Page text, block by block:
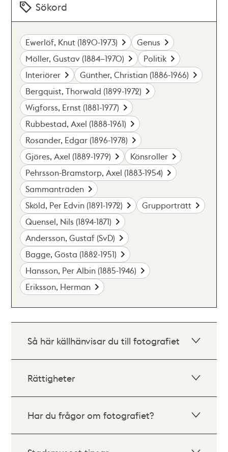
Sökord
Ewerlöf, Knut (1890-1973)
Genus
Möller, Gustav (1884–1970)
Politik
Interiörer
Günther, Christian (1886-1966)
Bergquist, Thorwald (1899-1972)
Wigforss, Ernst (1881-1977)
Rubbestad, Axel (1888-1961)
Rosander, Edgar (1896-1978)
Gjöres, Axel (1889-1979)
Könsroller
Pehrsson-Bramstorp, Axel (1883-1954)
Sammanträden
Sköld, Per Edvin (1891-1972)
Grupporträtt
Quensel, Nils (1894-1871)
Andersson, Gustaf (SvD)
Bagge, Gösta (1882-1951)
Hansson, Per Albin (1885-1946)
Eriksson, Herman
Så här källhänvisar du till fotografiet
Rättigheter
Har du frågor om fotografiet?